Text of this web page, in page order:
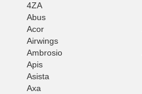
4ZA
Abus
Acor
Airwings
Ambrosio
Apis
Asista
Axa